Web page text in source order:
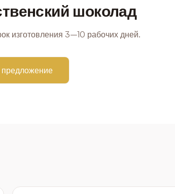
шоколад
изготовления 3–10 рабочих дней.
предложение